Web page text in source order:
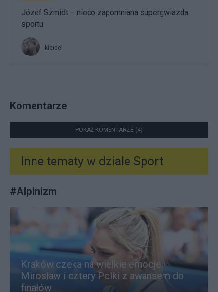
Józef Szmidt – nieco zapomniana supergwiazda
sportu
kierdel
Komentarze
POKAŻ KOMENTARZE (4)
Inne tematy w dziale Sport
#Alpinizm
Kraków czeka na wielkie emocje.
Mirosław i cztery Polki z awansem do
finałów